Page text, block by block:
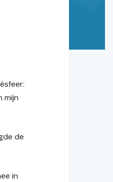
mijn
de
in